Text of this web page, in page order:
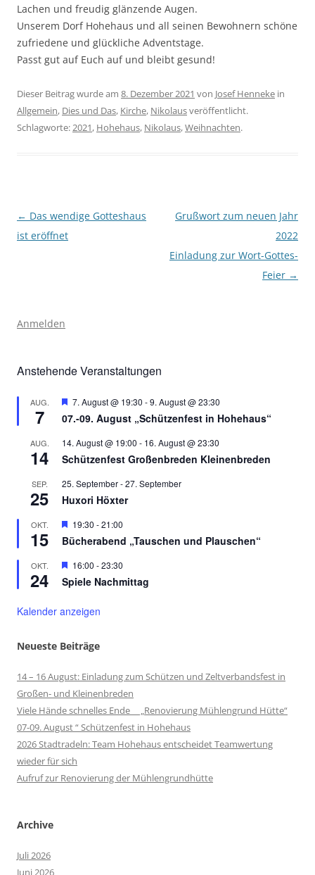
Lachen und freudig glänzende Augen.
Unserem Dorf Hohehaus und all seinen Bewohnern schöne
zufriedene und glückliche Adventstage.
Passt gut auf Euch auf und bleibt gesund!
Dieser Beitrag wurde am 8. Dezember 2021 von Josef Henneke in
Allgemein, Dies und Das, Kirche, Nikolausveröffentlicht.
Schlagworte:2021, Hohehaus, Nikolaus,Weihnachten.
Beitragsnavigation
← Das wendige Gotteshaus
ist eröffnet
Grußwort zum neuen Jahr
2022
Einladung zur Wort-Gottes-
Feier →
Anmelden
Anstehende Veranstaltungen
AUG.
7
Hervorgehoben
7. August @ 19:30 -9. August @ 23:30
07.-09. August „Schützenfest in Hohehaus“
AUG.
14
14. August @ 19:00 - 16. August @ 23:30
Schützenfest Großenbreden Kleinenbreden
SEP.
25
25. September-27. September
Huxori Höxter
OKT.
15
Hervorgehoben
19:30 -21:00
Bücherabend „Tauschen und Plauschen“
OKT.
24
Hervorgehoben
16:00 -23:30
Spiele Nachmittag
Kalender anzeigen
Neueste Beiträge
14 – 16 August: Einladung zum Schützen und Zeltverbandsfest in
Großen- und Kleinenbreden
Viele Hände schnelles Ende „Renovierung Mühlengrund Hütte“
07-09. August “ Schützenfest in Hohehaus
2026 Stadtradeln: Team Hohehaus entscheidet Teamwertung
wieder für sich
Aufruf zur Renovierung der Mühlengrundhütte
Archive
Juli 2026
Juni 2026